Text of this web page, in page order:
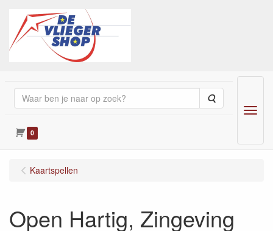
Zoeken
0
Menu
Kaartspellen
Open Hartig, Zingeving